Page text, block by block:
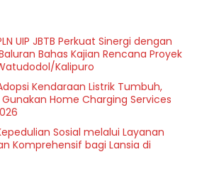
UIP JBTB Perkuat Sinergi dengan
Bahas Kajian Rencana Proyek
Kalipuro
Kendaraan Listrik Tumbuh,
Gunakan Home Charging Services
Sosial melalui Layanan
Komprehensif bagi Lansia di